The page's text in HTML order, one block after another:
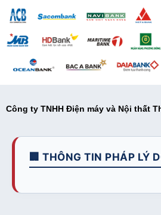
Công ty TNHH Điện máy và Nội thất
🏢 THÔNG TIN PHÁP LÝ